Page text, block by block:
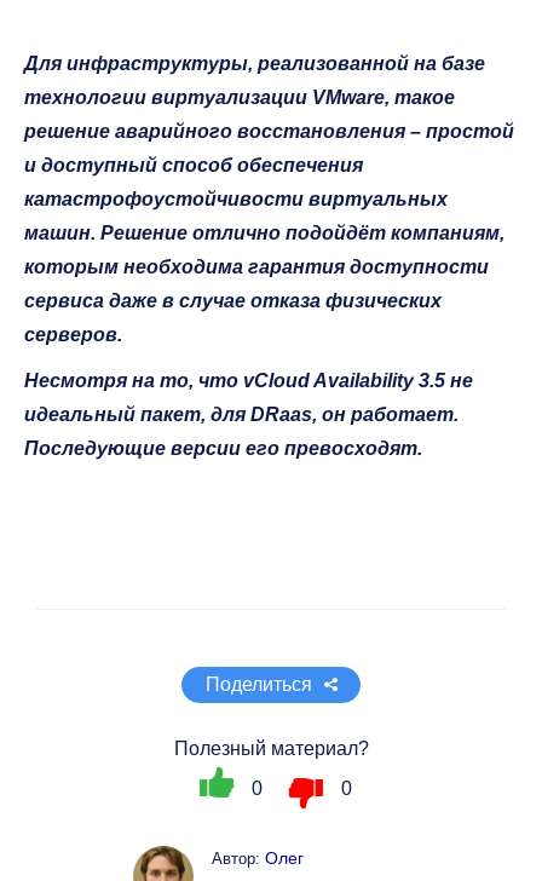
Для инфраструктуры, реализованной на базе
технологии виртуализации VMware, такое
решение аварийного восстановления – простой
и доступный способ обеспечения
катастрофоустойчивости виртуальных
машин. Решение отлично подойдёт компаниям,
которым необходима гарантия доступности
сервиса даже в случае отказа физических
серверов.
Несмотря на то, что vCloud Availability 3.5 не
идеальный пакет, для DRaas, он работает.
Последующие версии его превосходят.
Поделиться
Полезный материал?
0
0
Автор: Олег